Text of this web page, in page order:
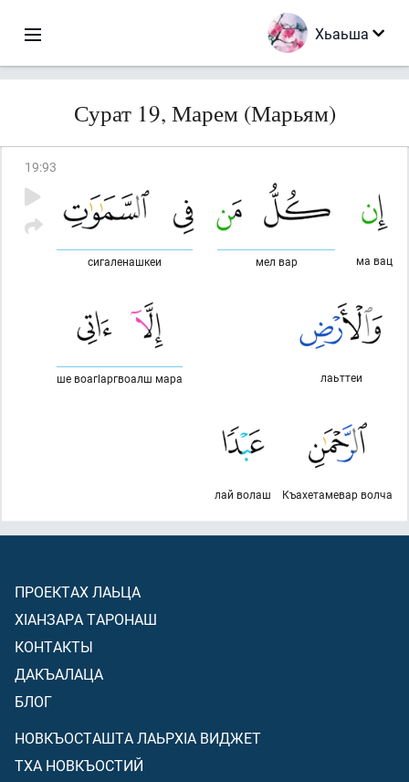
Хьаьша
Сурат 19, Марем (Марьям)
19:93
ма вац
мел вар
сигаленашкеи
лаьттеи
ше воагlаргвоалш мара
Къахетамевар волча
лай волаш
ПРОЕКТАХ ЛАЬЦА
ХIАНЗАРА ТАРОНАШ
КОНТАКТЫ
ДАКЪАЛАЦА
БЛОГ
НОВКЪОСТАШТА ЛАЬРХIА ВИДЖЕТ
ТХА НОВКЪОСТИЙ